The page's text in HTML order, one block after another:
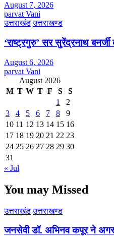
August 7, 2026
parvat Vani
उत्तराखंड उत्तराखण्ड
‘राष्ट्रगुरु’ सर सुरेंद्रनाथ
August 6, 2026
parvat Vani
August 2026
M T W T F S
S
1
2
3
4 5 6 7 8
9
10 11 12 13 14 15 16
17 18 19 20 21 22 23
24 25 26 27 28 29 30
31
« Jul
You may Missed
उत्तराखंड उत्तराखण्ड
जनसेवी डॉ. अभिनव कपूर ने